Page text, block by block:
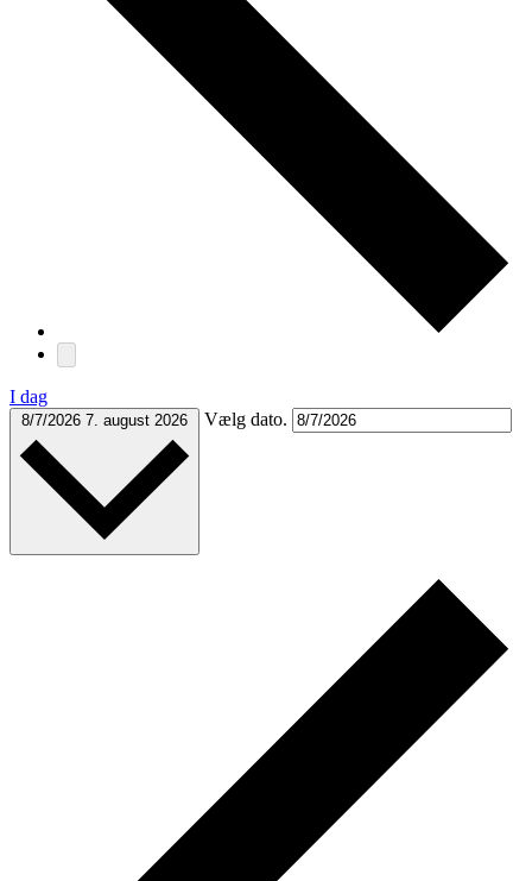
I dag
8/7/2026 7. august 2026 Vælg dato.